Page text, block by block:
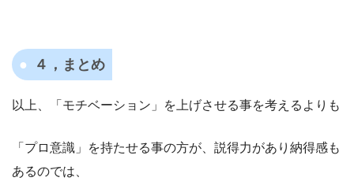
４，まとめ
以上、「モチベーション」を上げさせる事を考えるよりも
「プロ意識」を持たせる事の方が、説得力があり納得感も
あるのでは、